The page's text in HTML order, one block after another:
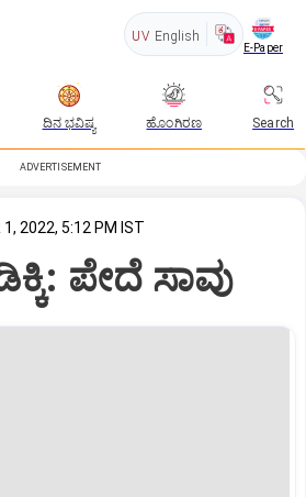
UV English
E-Paper
ದಿನ ಭವಿಷ್ಯ ಹೊಂಗಿರಣ Search
ADVERTISEMENT
1, 2022, 5:12 PM IST
ಪೇದೆ ಸಾವು